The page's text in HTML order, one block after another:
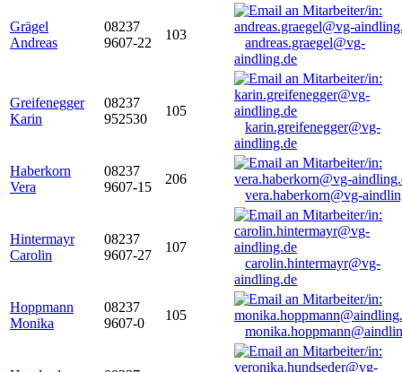
Grägel
Andreas
08237
9607-22
103
andreas.graegel@vg-
aindling.de
Greifenegger
Karin
08237
952530
105
karin.greifenegger@vg-
aindling.de
Haberkorn
Vera
08237
9607-15
206
vera.haberkorn@vg-
Hintermayr
Carolin
08237
9607-27
107
carolin.hintermayr@vg-
aindling.de
Hoppmann
Monika
08237
9607-0
105